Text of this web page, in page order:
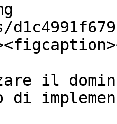
il
di